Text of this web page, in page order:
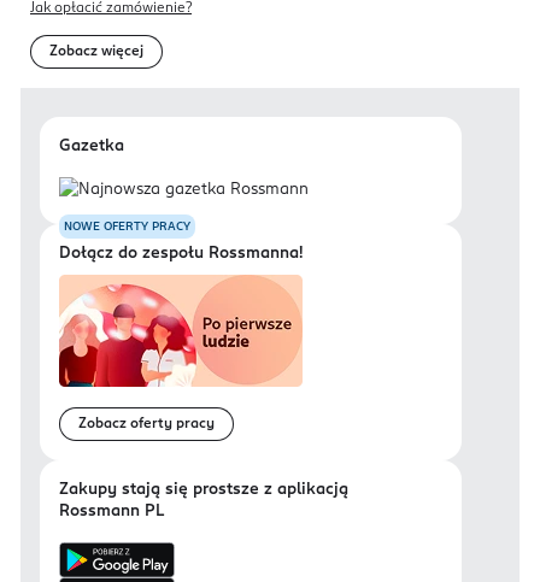
Jak opłacić zamówienie?
Zobacz więcej
Gazetka
NOWE OFERTY PRACY
Dołącz do zespołu Rossmanna!
Zobacz oferty pracy
Zakupy stają się prostsze z aplikacją
Rossmann PL